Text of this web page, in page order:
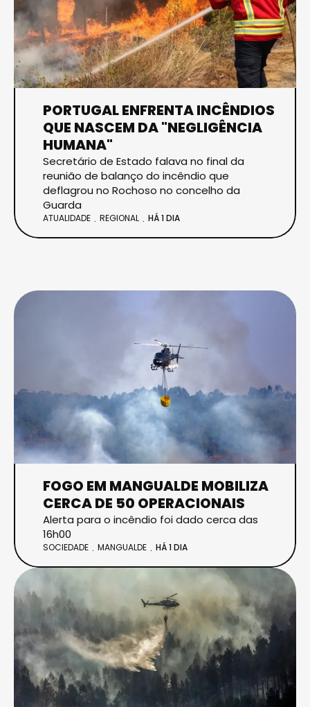
PORTUGAL ENFRENTA INCÊNDIOS
QUE NASCEM DA "NEGLIGÊNCIA
HUMANA"
Secretário de Estado falava no final da
reunião de balanço do incêndio que
deflagrou no Rochoso no concelho da
Guarda
ATUALIDADE REGIONAL HÁ 1 DIA
FOGO EM MANGUALDE MOBILIZA
CERCA DE 50 OPERACIONAIS
Alerta para o incêndio foi dado cerca das
16h00
SOCIEDADE MANGUALDE HÁ 1 DIA